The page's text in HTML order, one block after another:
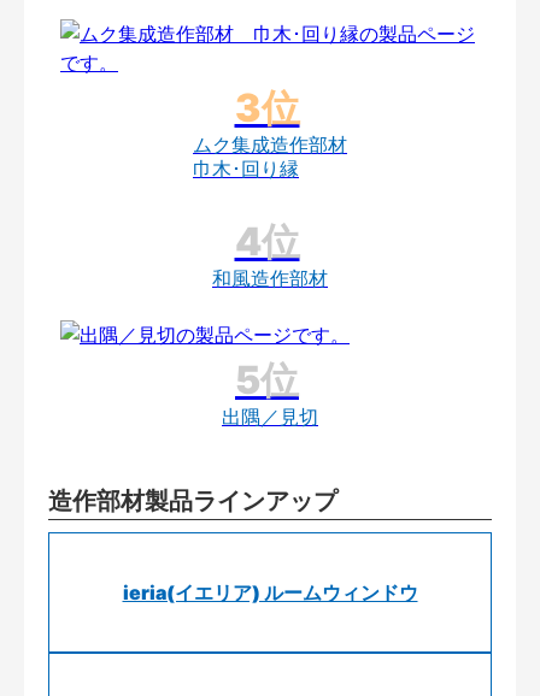
ムク集成造作部材
巾木･回り縁
和風造作部材
出隅／見切
造作部材製品ラインアップ
ieria(イエリア) ルームウィンドウ